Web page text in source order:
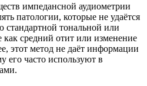
импедансной аудиометрии
патологии, которые не удаётся
стандартной тональной или
как средний отит или изменение
этот метод не даёт информации
его часто используют в